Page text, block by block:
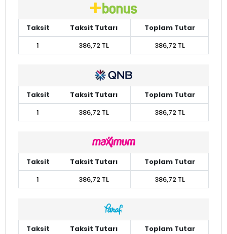
Taksit Taksit Tutarı
Toplam Tutar
1
386,72 TL 386,72 TL
Taksit Taksit Tutarı
Toplam Tutar
1
386,72 TL 386,72 TL
Taksit Taksit Tutarı
Toplam Tutar
1
386,72 TL 386,72 TL
Taksit Taksit Tutarı
Toplam Tutar